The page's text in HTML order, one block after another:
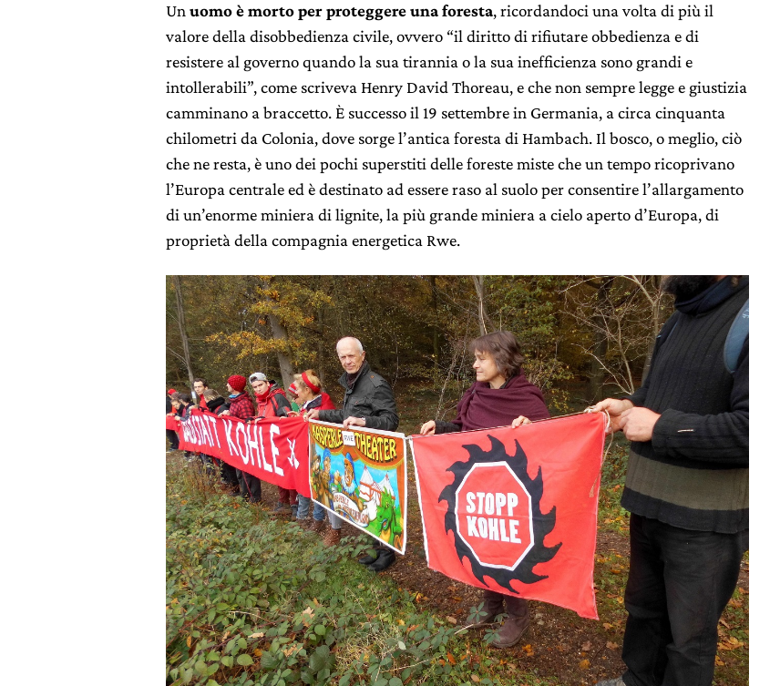
Un uomo è morto per proteggere una foresta, ricordandoci una volta di più il
valore della disobbedienza civile, ovvero “il diritto di rifiutare obbedienza e di
resistere al governo quando la sua tirannia o la sua inefficienza sono grandi e
intollerabili”, come scriveva Henry David Thoreau, e che non sempre legge e giustizia
camminano a braccetto. È successo il 19 settembre in Germania, a circa cinquanta
chilometri da Colonia, dove sorge l’antica foresta di Hambach. Il bosco, o meglio, ciò
che ne resta, è uno dei pochi superstiti delle foreste miste che un tempo ricoprivano
l’Europa centrale ed è destinato ad essere raso al suolo per consentire l’allargamento
di un’enorme miniera di lignite, la più grande miniera a cielo aperto d’Europa, di
proprietà della compagnia energetica Rwe.